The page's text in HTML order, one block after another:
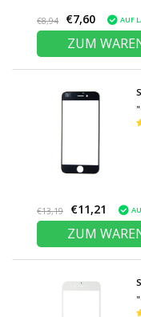
€8,94 €7,60 AUF
ZUM
€13,19 €11,21
ZUM